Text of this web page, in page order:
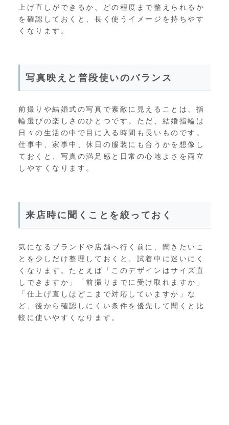
上げ直しができるか、どの程度まで整えられるか
を確認しておくと、長く使うイメージを持ちやす
くなります。
写真映えと普段使いのバランス
前撮りや結婚式の写真で素敵に見えることは、指
輪選びの楽しさのひとつです。ただ、結婚指輪は
日々の生活の中で目に入る時間も長いものです。
仕事中、家事中、休日の服装にも合うかを想像し
ておくと、写真の満足感と日常の心地よさを両立
しやすくなります。
来店時に聞くことを絞っておく
気になるブランドや店舗へ行く前に、聞きたいこ
とを少しだけ整理しておくと、試着中に迷いにく
くなります。たとえば「このデザインはサイズ直
しできますか」「前撮りまでに受け取れますか」
「仕上げ直しはどこまで対応していますか」な
ど、後から確認しにくい条件を優先して聞くと比
較に使いやすくなります。